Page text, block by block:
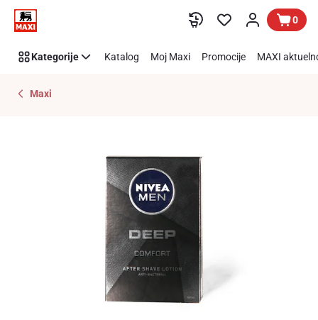
Preskoči link 0
Kategorije Katalog Moj Maxi Promocije MAXI
Maxi